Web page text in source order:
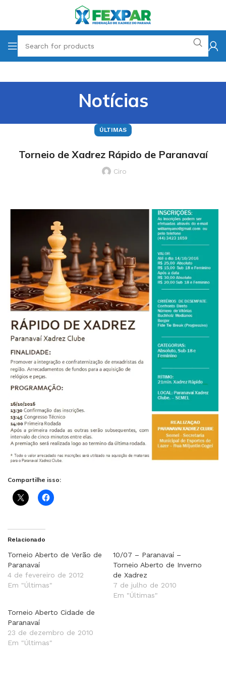
Notícias
ÚLTIMAS
Torneio de Xadrez Rápido de Paranavaí
Ciro
Compartilhe isso:
Relacionado
Torneio Aberto de Verão de
Paranavaí
4 de fevereiro de 2012
Em "Últimas"
10/07 – Paranavaí –
Torneio Aberto de Inverno
de Xadrez
7 de julho de 2010
Em "Últimas"
Torneio Aberto Cidade de
Paranavaí
23 de dezembro de 2010
Em "Últimas"